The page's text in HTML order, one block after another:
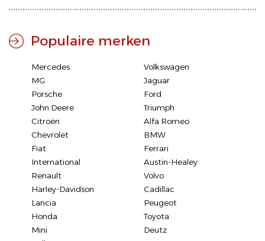
Populaire merken
Mercedes
Volkswagen
MG
Jaguar
Porsche
Ford
John Deere
Triumph
Citroën
Alfa Romeo
Chevrolet
BMW
Fiat
Ferrari
International
Austin-Healey
Renault
Volvo
Harley-Davidson
Cadillac
Lancia
Peugeot
Honda
Toyota
Mini
Deutz